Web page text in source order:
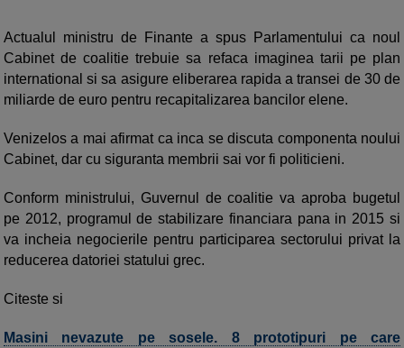
Actualul ministru de Finante a spus Parlamentului ca noul
Cabinet de coalitie trebuie sa refaca imaginea tarii pe plan
international si sa asigure eliberarea rapida a transei de 30 de
miliarde de euro pentru recapitalizarea bancilor elene.
Venizelos a mai afirmat ca inca se discuta componenta noului
Cabinet, dar cu siguranta membrii sai vor fi politicieni.
Conform ministrului, Guvernul de coalitie va aproba bugetul
pe 2012, programul de stabilizare financiara pana in 2015 si
va incheia negocierile pentru participarea sectorului privat la
reducerea datoriei statului grec.
Citeste si
Masini nevazute pe sosele. 8 prototipuri pe care